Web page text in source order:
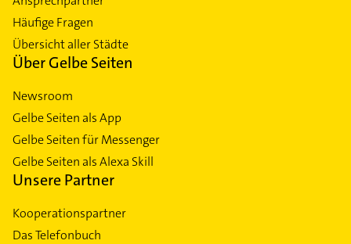
Häufige Fragen
Übersicht aller Städte
Über Gelbe Seiten
Newsroom
Gelbe Seiten als App
Gelbe Seiten für Messenger
Gelbe Seiten als Alexa Skill
Unsere Partner
Kooperationspartner
Das Telefonbuch